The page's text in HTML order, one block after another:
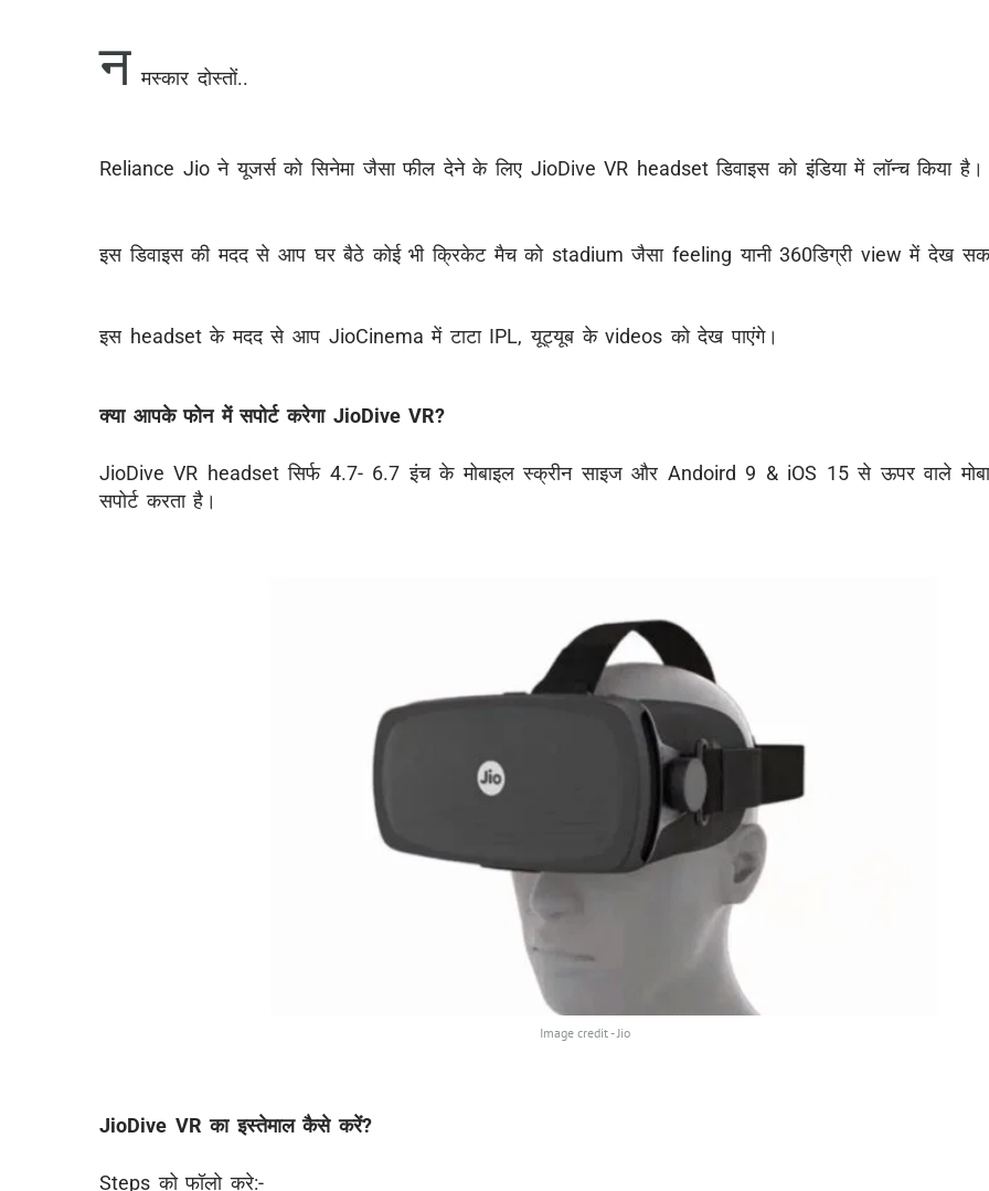
न मस्कार दोस्तों..
Reliance Jio ने यूजर्स को सिनेमा जैसा फील देने के लिए JioDive VR headset डिवाइस को इंडिया में लॉन्च किया है।
इस डिवाइस की मदद से आप घर बैठे कोई भी क्रिकेट मैच को stadium जैसा feeling यानी 360डिग्री view में देख
इस headset के मदद से आप JioCinema में टाटा IPL, यूट्यूब के videos को देख पाएंगे।
क्या आपके फोन में सपोर्ट करेगा JioDive VR?
JioDive VR headset सिर्फ 4.7- 6.7 इंच के मोबाइल स्क्रीन साइज और Andoird 9 & iOS 15 से ऊपर वाले
सपोर्ट करता है।
Image credit - Jio
JioDive VR का इस्तेमाल कैसे करें?
Steps को फॉलो करे:-